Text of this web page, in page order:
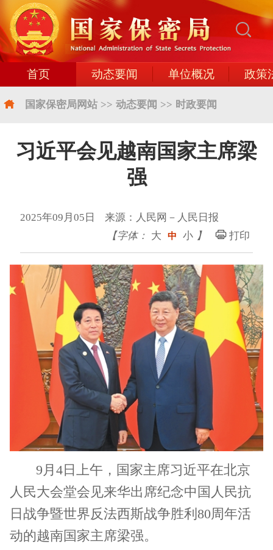
首页 动态要闻 单位概况 政策
国家保密局网站 >> 动态要闻 >> 时政要闻
习近平会见越南国家主席梁
强
2025年09月05日 来源：人民网－人民日报
【字体： 大 中 小 】 打印
9月4日上午，国家主席习近平在北京
人民大会堂会见来华出席纪念中国人民抗
日战争暨世界反法西斯战争胜利80周年活
动的越南国家主席梁强。